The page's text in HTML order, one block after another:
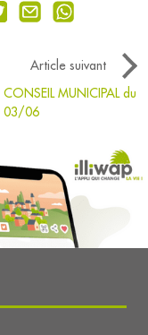
Article suivant
CONSEIL MUNICIPAL du
03/06